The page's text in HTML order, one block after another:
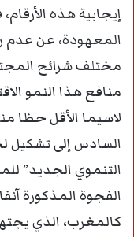
إيجابية هذه
المعهودة، عن عدم
مختلف شرائح
منافع هذا النمو
لاسيما الأقل حظا
السادس إلى تشكيل
التنموي الجديد”
الفجوة المذكورة
كالمغرب، الذي